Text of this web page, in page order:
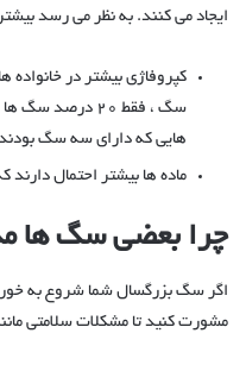
ایجاد می کنند. به نظر می رسد
کپروفاژی بیشتر در
سگ ، فقط 20
هایی که دارای سه سگ بودند ، این
ماده ها بیشتر احتمال دارند
چرا بعضی سگ ها
اگر سگ بزرگسال شما شروع به
مشورت کنید تا مشکلات سلامتی